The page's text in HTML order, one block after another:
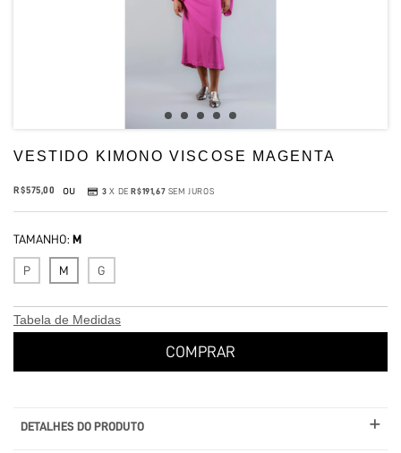
VESTIDO KIMONO VISCOSE MAGENTA
R$575,00 ou 3 X DE R$191,67 SEM JUROS
TAMANHO: M
P M G
Tabela de Medidas
DETALHES DO PRODUTO